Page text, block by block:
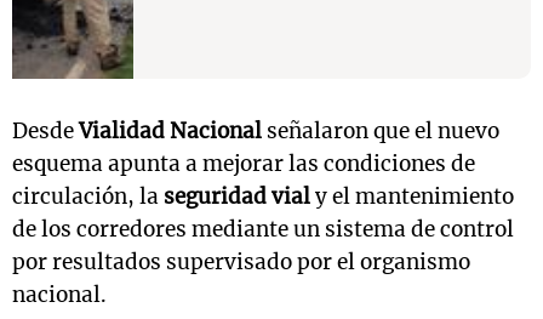
DesdeVialidad Nacional señalaron que el nuevo
esquema apunta a mejorar las condiciones de
circulación, la seguridad vialy el mantenimiento
de los corredores mediante un sistema de control
por resultados supervisado por el organismo
nacional.